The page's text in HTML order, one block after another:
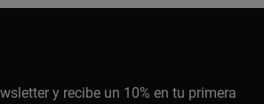
y recibe un 10% en tu primera